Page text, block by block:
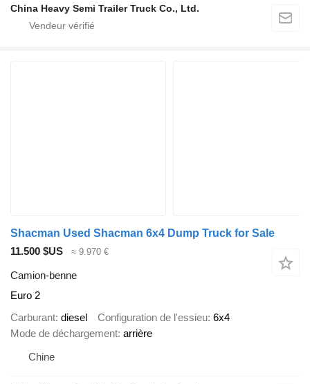
China Heavy Semi Trailer Truck Co., Ltd.
Shacman Used Shacman 6x4 Dump Truck for Sale
11.500 $US
≈ 9.970 €
Camion-benne
Euro 2
Carburant diesel Configuration de l'essieu 6x4
Mode de déchargement arrière
Chine